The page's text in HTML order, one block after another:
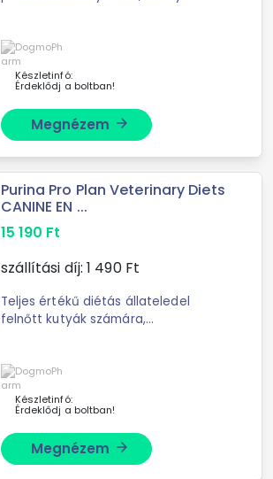
vagy antibiotikum-kezelés
Készletinfó:
Érdeklődj a boltban!
Megnézem arrow_forward
Purina Pro Plan Veterinary Diets
CANINE EN ...
15 190 Ft
szállítási díj: 1 490Ft
Teljes értékű diétás állateledel
felnőtt kutyák számára,
zsírtartalommal. Alacsony
zsírtartalmú, jól emés
Készletinfó:
Érdeklődj a boltban!
Megnézem arrow_forward